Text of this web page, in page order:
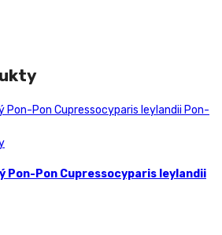
Pon-Pon Cupressocyparis leylandii